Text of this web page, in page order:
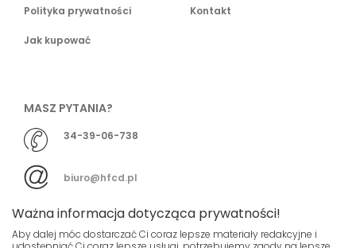
Polityka prywatności
Jak kupować
Kontakt
MASZ PYTANIA?
34-39-06-738
biuro@hfcd.pl
Ważna informacja dotycząca prywatności!
Aby dalej móc dostarczać Ci coraz lepsze materiały redakcyjne i